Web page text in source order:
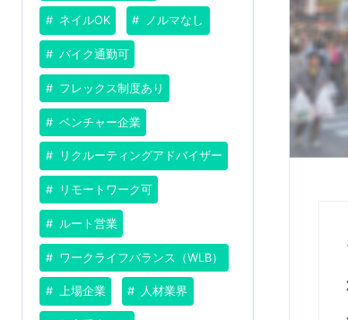
ネイルOK ノルマなし
バイク通勤可
フレックス制度あり
ベンチャー企業
リクルーティングアドバイザー
リモートワーク可
ルート営業
ワークライフバランス（WLB）
上場企業 人材業界